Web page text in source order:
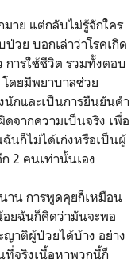
าย แต่กลับไม่รู้จักใคร
วย บอกเล่าว่าโรคเกิด
การใช้ชีวิต รวมทั้งตอบ
ดยมีพยาบาลช่วย
นักและเป็นการยืนยันคำ
จากความเป็นจริง เพื่อ
นก็ไม่ได้เก่งหรือเป็นผู้
2 คนเท่านั้นเอง
นาน การพูดคุยก็เหมือน
ยฉันก็คิดว่ามันจะพอ
าติผู้ป่วยได้บ้าง อย่าง
ที่จริงเนื้อหาพวกนี้ก็